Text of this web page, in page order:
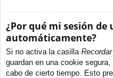
¿Por qué mi sesión de
automáticamente?
Si no activa la casilla Recordar
guardan en una cookie
cabo de cierto tiempo. Esto